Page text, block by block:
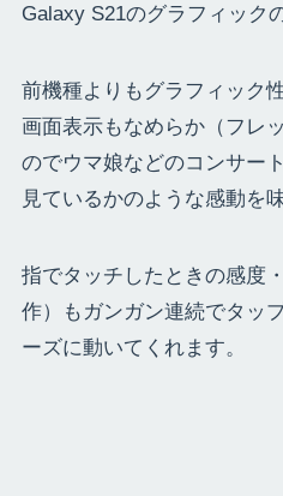
Galaxy S21のグラフィック
前機種よりもグラフィック
画面表示もなめらか（フレ
のでウマ娘などのコンサー
見ているかのような感動を
指でタッチしたときの感度
作）もガンガン連続でタッ
ーズに動いてくれます。